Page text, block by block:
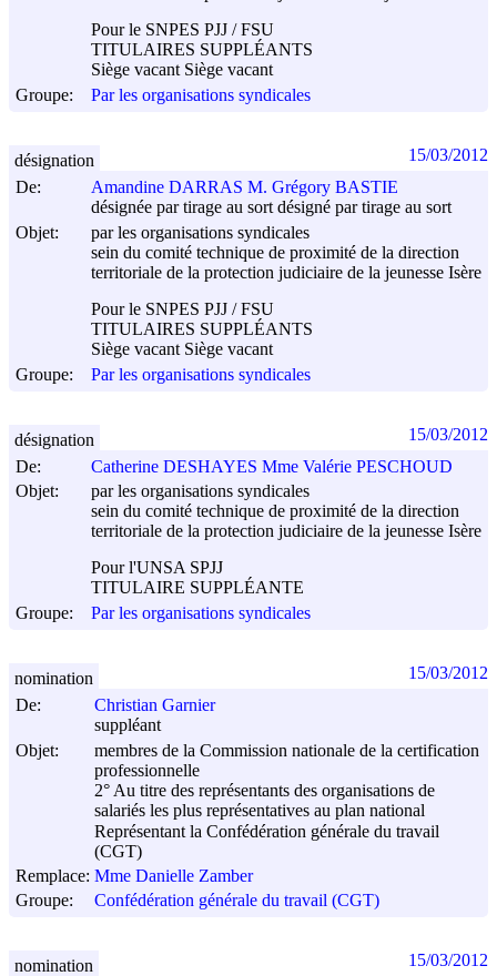
Pour le SNPES PJJ / FSU
TITULAIRES SUPPLÉANTS
Siège vacant Siège vacant
Groupe:
Par les organisations syndicales
De:
Amandine DARRAS M. Grégory BASTIE
désignée par tirage au sort désigné par tirage au sort
Objet:
par les organisations syndicales
sein du comité technique de proximité de la direction
territoriale de la protection judiciaire de la jeunesse Isère
Pour le SNPES PJJ / FSU
TITULAIRES SUPPLÉANTS
Siège vacant Siège vacant
Groupe:
Par les organisations syndicales
désignation 15/03/2012
De:
Catherine DESHAYES Mme Valérie PESCHOUD
Objet:
par les organisations syndicales
sein du comité technique de proximité de la direction
territoriale de la protection judiciaire de la jeunesse Isère
Pour l'UNSA SPJJ
TITULAIRE SUPPLÉANTE
Groupe:
Par les organisations syndicales
désignation 15/03/2012
De:
Christian Garnier
suppléant
Objet:
membres de la Commission nationale de la certification
professionnelle
2° Au titre des représentants des organisations de
salariés les plus représentatives au plan national
Représentant la Confédération générale du travail
(CGT)
Remplace: Mme Danielle Zamber
Groupe:
Confédération générale du travail (CGT)
nomination 15/03/2012
nomination 15/03/2012